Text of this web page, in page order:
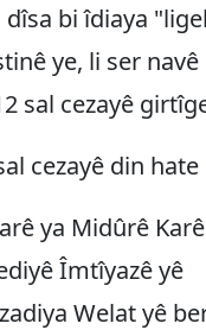
bi îdiaya
ye, li ser
sal cezayê
cezayê din
ya Midûrê
Îmtîyazê yê
Welat yê